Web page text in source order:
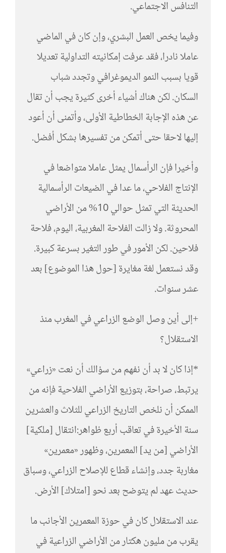
التنافس الاجتماعي.
وفيما يخص العمل البشري، وإن كان في الماضي
عاملا نادرا، فقد عرفت إمكانيته التداولية تعديلا
قويا بسبب النمو الديموغرافي وتجدد شباب
السكان. لكن هناك أشياء أخرى كثيرة يجب أن تقال
عن هذه الإجابة الخطاطية الأولى، وأتمنى أن أعود
إليها لاحقا حتى أتمكن من تفسيرها بشكل أفضل.
وأخيرا فإن الرأسمال يمثل عاملا متواضعا في
الإنتاج الفلاحي، ما عدا في الضيعات الرأسمالية
الحديثة التي تمثل حوالي 10% من الأراضي
المحروثة. ولا زالت الفلاحة المغربية، اليوم، فلاحة
فلاحين. لكن الأمور في طور التغير بسرعة كبيرة.
وقد نستعمل لغة مغايرة [حول هذا الموضوع] بعد
عشر سنوات.
+إلى أين وصل الوضع الزراعي في المغرب منذ
الاستقلال؟
*إذا كان لا بد أن نفهم من سؤالك أن نعت «زراعي»
يرتبط، صراحة، بتوزيع الأراضي الفلاحية فإنه من
الممكن أن نلخص التاريخ الزراعي للثلاث والعشرين
سنة الأخيرة في تعاقب أربع ظواهر:انتقال [ملكية]
الأراضي [من يد] المعمرين، وظهور «معمرين»
مغاربة جدد، وإنشاء قطاع للإصلاح الزراعي، وسباق
حديث عهد لم يتوضح بعد نحو [امتلاك] الأرض.
عند الاستقلال كان في حوزة المعمرين الأجانب ما
يقرب من مليون هكتار من الأراضي الزراعية في